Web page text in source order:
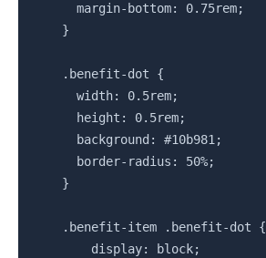
      margin-bottom: 0.75rem;
    }
    .benefit-dot {
      width: 0.5rem;
      height: 0.5rem;
      background: #10b981;
      border-radius: 50%;
    }
    .benefit-item .benefit-dot {
        display: block;